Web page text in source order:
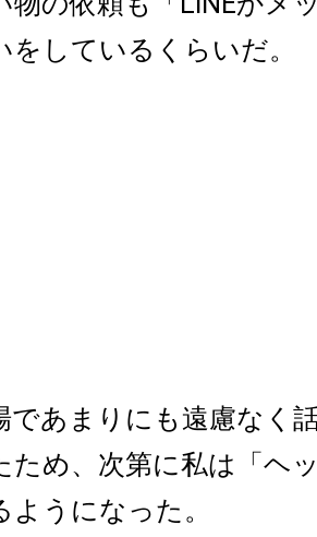
をしているくらいだ。
であまりにも遠慮なく
ため、次第に私は「ヘ
うになった。